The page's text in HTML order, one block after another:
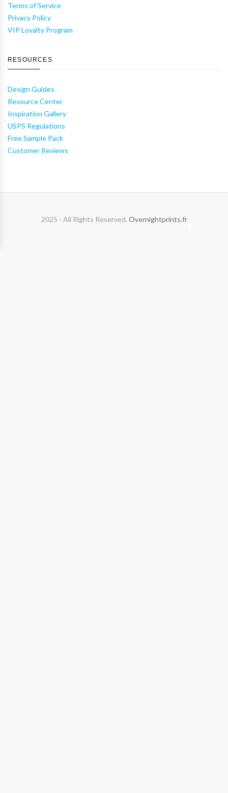
Terms of Service
Privacy Policy
VIP Loyalty Program
RESOURCES
Design Guides
Resource Center
Inspiration Gallery
USPS Regulations
Free Sample Pack
Customer Reviews
2025 - All Rights Reserved. Overnightprints.fr